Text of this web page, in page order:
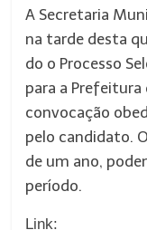
A Secretaria
na tarde desta
do o Processo
para a Prefeitura
convocação
pelo candidato.
de um ano,
período.
Link: